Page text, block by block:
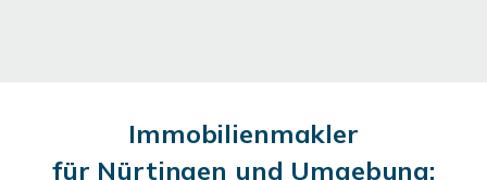
Immobilienmakler
für Nürtingen und Umgebung: